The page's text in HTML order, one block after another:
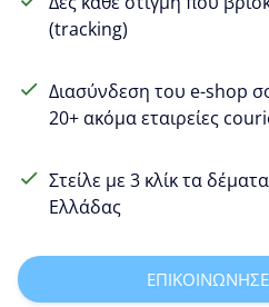
(tracking)
Διασύνδεση του e-shop
20+ ακόμα εταιρείες
Στείλε με 3 κλίκ τα
Ελλάδας